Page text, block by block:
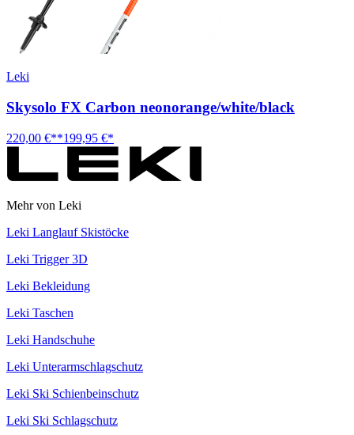
Leki
Skysolo FX Carbon neonorange/white/black
220,00 €**199,95 €*
Mehr von Leki
Leki Langlauf Skistöcke
Leki Trigger 3D
Leki Bekleidung
Leki Taschen
Leki Handschuhe
Leki Unterarmschlagschutz
Leki Ski Schienbeinschutz
Leki Ski Schlagschutz